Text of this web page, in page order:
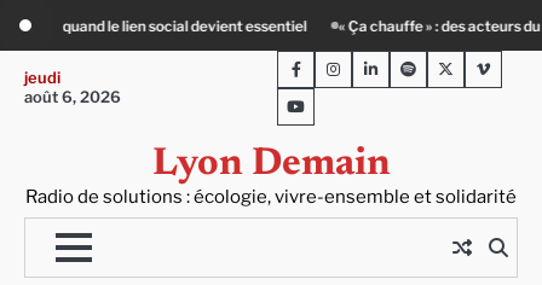
content
« Ça chauffe » : des acteurs du batiment face au défi climatique
jeudi
août 6, 2026
Lyon Demain
Radio de solutions : écologie, vivre-ensemble et solidarité
FacebookInstagram
LinkedInSpotifyTwitterViméo
Youtube